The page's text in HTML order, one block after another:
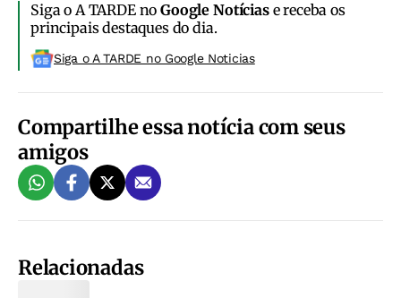
Siga o A TARDE noGoogle Notíciase receba os
principais destaques do dia.
Siga o A TARDE no Google Noticias
Compartilhe essa notícia com seus
amigos
Relacionadas